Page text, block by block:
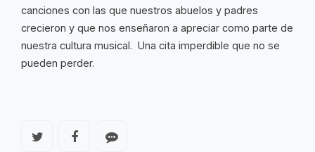
canciones con las que nuestros abuelos y padres
crecieron y que nos enseñaron a apreciar como parte de
nuestra cultura musical. Una cita imperdible que no se
pueden perder.